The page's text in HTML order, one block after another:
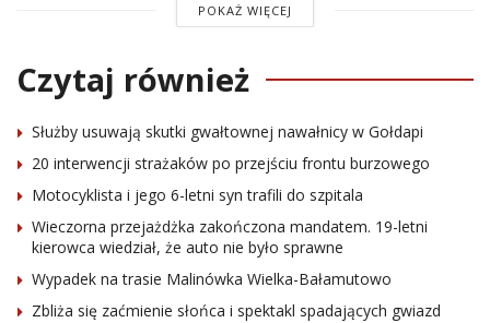
POKAŻ WIĘCEJ
Czytaj również
Służby usuwają skutki gwałtownej nawałnicy w Gołdapi
20 interwencji strażaków po przejściu frontu burzowego
Motocyklista i jego 6-letni syn trafili do szpitala
Wieczorna przejażdżka zakończona mandatem. 19-letni
kierowca wiedział, że auto nie było sprawne
Wypadek na trasie Malinówka Wielka-Bałamutowo
Zbliża się zaćmienie słońca i spektakl spadających gwiazd